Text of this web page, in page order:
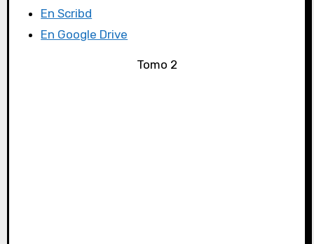
En Scribd
En Google Drive
Tomo 2